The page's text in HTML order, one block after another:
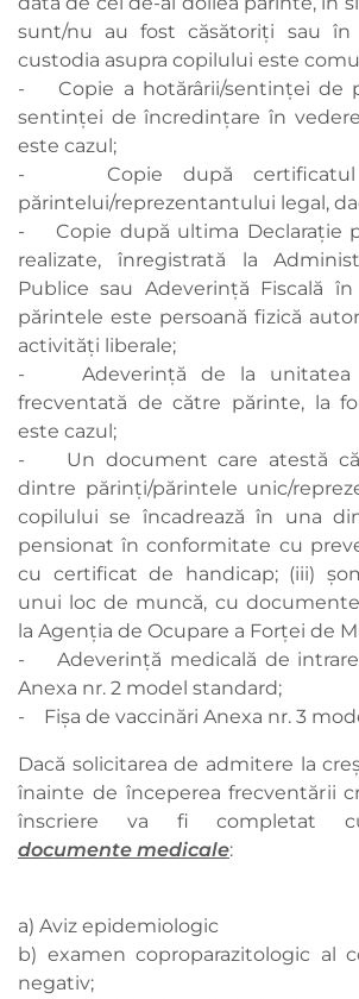
sunt/nu au fost căsătoriți sau în
custodia asupra copilului este
- Copie a hotărârii/sentinţei de
sentinţei de încredinţare în
este cazul;
- Copie după certificatul
părintelui/reprezentantului legal,
- Copie după ultima Declarație
realizate, înregistrată la
Publice sau Adeverință Fiscală
părintele este persoană fizică
activități liberale;
- Adeverinţă de la unitatea
frecventată de către părinte, la
este cazul;
- Un document care atestă
dintre părinți/părintele unic/
copilului se încadrează în una
pensionat în conformitate cu
cu certificat de handicap; (iii)
unui loc de muncă, cu
la Agenția de Ocupare a Forței de
- Adeverinţă medicală de
Anexa nr. 2 model standard;
- Fişa de vaccinări Anexa nr. 3
Dacă solicitarea de admitere la
înainte de începerea frecventării
înscriere va fi completat
documente medicale:
a) Aviz epidemiologic
b) examen coproparazitologic al
negativ;